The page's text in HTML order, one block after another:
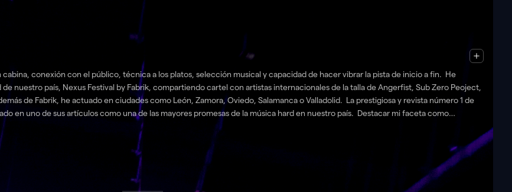
y capacidad de hacer vibrar la pista de inicio a fin. He
nuestro país, Nexus Festival by Fabrik, compartiendo cartel con artistas internacionales de la talla de Angerfist, Sub Zero Peoject,
de Fabrik, he actuado en ciudades como León, Zamora, Oviedo, Salamanca o Valladolid. La prestigiosa y revista número 1 de
en uno de sus artículos como una de las mayores promesas de la música hard en nuestro país. Destacar mi faceta como
4000-5000 asistentes en un día. Artistas como Dasoul, Alcalá Ice, Selecta, ,Álex Martini, Ballesteros, Yeyo, Xriz o Vicente One